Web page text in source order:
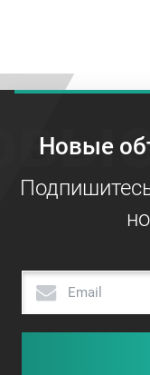
Новые